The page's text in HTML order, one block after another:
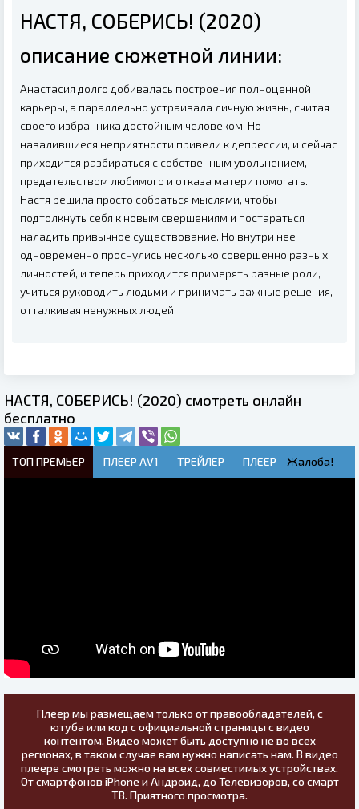
НАСТЯ, СОБЕРИСЬ! (2020)
описание сюжетной линии:
Анастасия долго добивалась построения полноценной
карьеры, а параллельно устраивала личную жизнь, считая
своего избранника достойным человеком. Но
навалившиеся неприятности привели к депрессии, и сейчас
приходится разбираться с собственным увольнением,
предательством любимого и отказа матери помогать.
Настя решила просто собраться мыслями, чтобы
подтолкнуть себя к новым свершениям и постараться
наладить привычное существование. Но внутри нее
одновременно проснулись несколько совершенно разных
личностей, и теперь приходится примерять разные роли,
учиться руководить людьми и принимать важные решения,
отталкивая ненужных людей.
НАСТЯ, СОБЕРИСЬ! (2020) смотреть онлайн
бесплатно
ТОП ПРЕМЬЕР ПЛЕЕР AV1 ТРЕЙЛЕР ПЛЕЕР Жалоба!
Плеер мы размещаем только от правообладателей, с
ютуба или код с официальной страницы с видео
контентом. Видео может быть доступно не во всех
регионах, в таком случае вам нужно написать нам. В видео
плеере смотреть можно на всех совместимых устройствах.
От смартфонов iPhone и Андроид, до Телевизоров, со смарт
ТВ. Приятного просмотра.